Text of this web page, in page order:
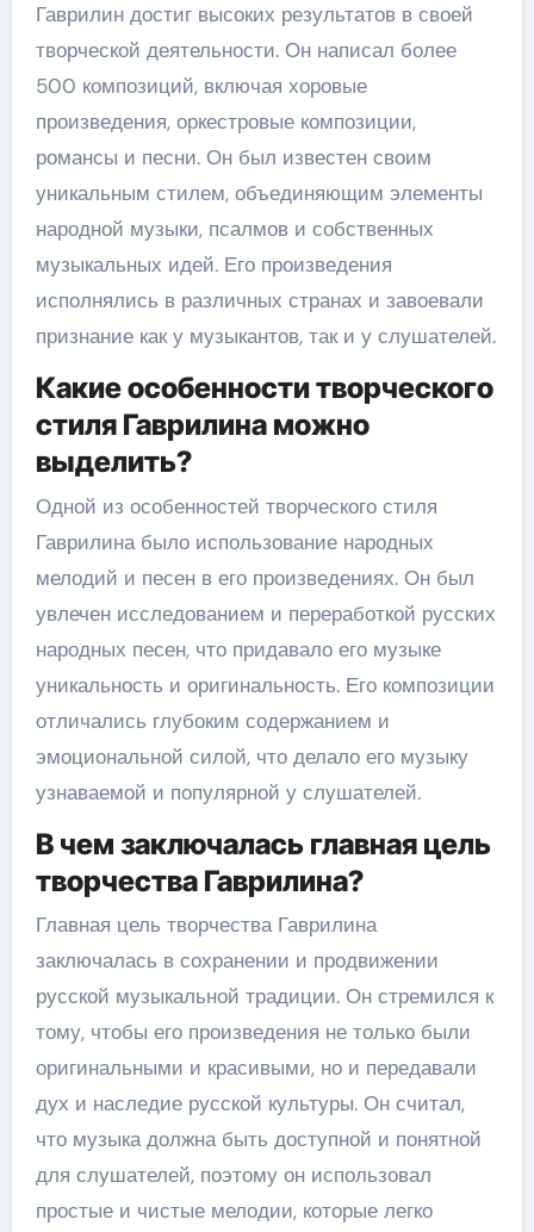
Гаврилин достиг высоких результатов в своей
творческой деятельности. Он написал более
500 композиций, включая хоровые
произведения, оркестровые композиции,
романсы и песни. Он был известен своим
уникальным стилем, объединяющим элементы
народной музыки, псалмов и собственных
музыкальных идей. Его произведения
исполнялись в различных странах и завоевали
признание как у музыкантов, так и у слушателей.
Какие особенности творческого
стиля Гаврилина можно
выделить?
Одной из особенностей творческого стиля
Гаврилина было использование народных
мелодий и песен в его произведениях. Он был
увлечен исследованием и переработкой русских
народных песен, что придавало его музыке
уникальность и оригинальность. Его композиции
отличались глубоким содержанием и
эмоциональной силой, что делало его музыку
узнаваемой и популярной у слушателей.
В чем заключалась главная цель
творчества Гаврилина?
Главная цель творчества Гаврилина
заключалась в сохранении и продвижении
русской музыкальной традиции. Он стремился к
тому, чтобы его произведения не только были
оригинальными и красивыми, но и передавали
дух и наследие русской культуры. Он считал,
что музыка должна быть доступной и понятной
для слушателей, поэтому он использовал
простые и чистые мелодии, которые легко